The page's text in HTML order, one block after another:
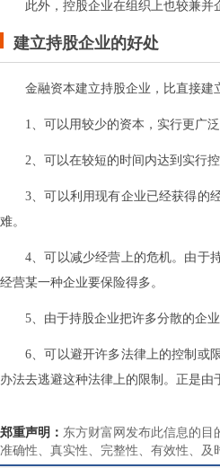
此外，控股企业在组织上也较兼并
建立持股企业的好处
金融资本建立持股企业，比直接建
1、可以用较少的资本，实行更广泛
2、可以在较短的时间内达到实行
3、可以利用现有企业已经获得的
难。
4、可以减少经营上的危机。由于
经营某一种企业要保险得多。
5、由于持股企业把许多分散的企
6、可以避开许多法律上的控制或
办法去逃避这种法律上的限制。正是
郑重声明： 东方财富网发布此信息的
准确性、真实性、完整性、有效性、